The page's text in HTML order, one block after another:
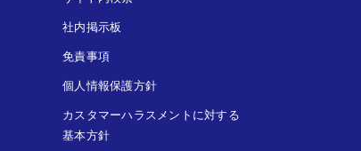
社内掲示板
免責事項
個人情報保護方針
カスタマーハラスメントに対する
基本方針